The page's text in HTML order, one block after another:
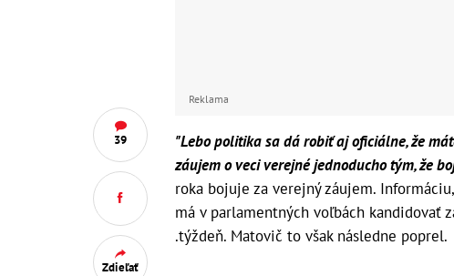
39
Zdieľať
Reklama
"Lebo politika sa dá robiť aj oficiálne, že
záujem o veci verejné jednoducho tým, že
roka bojuje za verejný záujem.
má v parlamentných voľbách kandidovať
.týždeň. Matovič to však následne poprel.